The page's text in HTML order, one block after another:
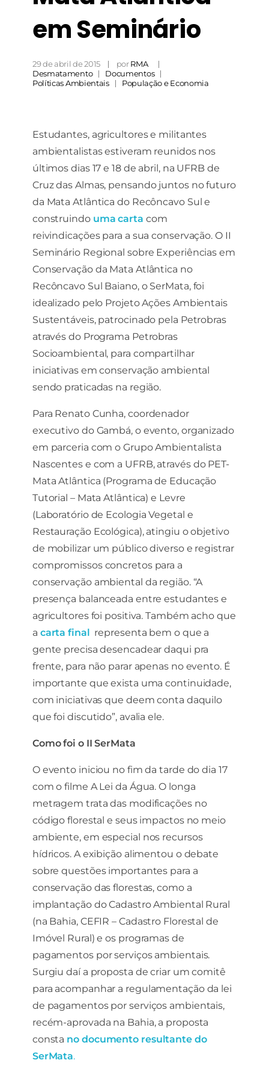
em Seminário
29 de abril de 2015 por RMA
Desmatamento
Documentos
Políticas Ambientais
População e Economia
Estudantes, agricultores e militantes
ambientalistas estiveram reunidos nos
últimos dias 17 e 18 de abril, na UFRB de
Cruz das Almas, pensando juntos no futuro
da Mata Atlântica do Recôncavo Sul e
construindo uma carta com
reivindicações para a sua conservação. O II
Seminário Regional sobre Experiências em
Conservação da Mata Atlântica no
Recôncavo Sul Baiano, o SerMata, foi
idealizado pelo Projeto Ações Ambientais
Sustentáveis, patrocinado pela Petrobras
através do Programa Petrobras
Socioambiental, para compartilhar
iniciativas em conservação ambiental
sendo praticadas na região.
Para Renato Cunha, coordenador
executivo do Gambá, o evento, organizado
em parceria com o Grupo Ambientalista
Nascentes e com a UFRB, através do PET-
Mata Atlântica (Programa de Educação
Tutorial – Mata Atlântica) e Levre
(Laboratório de Ecologia Vegetal e
Restauração Ecológica), atingiu o objetivo
de mobilizar um público diverso e registrar
compromissos concretos para a
conservação ambiental da região. “A
presença balanceada entre estudantes e
agricultores foi positiva. Também acho que
a carta final representa bem o que a
gente precisa desencadear daqui pra
frente, para não parar apenas no evento. É
importante que exista uma continuidade,
com iniciativas que deem conta daquilo
que foi discutido”, avalia ele.
Como foi o II SerMata
O evento iniciou no fim da tarde do dia 17
com o filme A Lei da Água. O longa
metragem trata das modificações no
código florestal e seus impactos no meio
ambiente, em especial nos recursos
hídricos. A exibição alimentou o debate
sobre questões importantes para a
conservação das florestas, como a
implantação do Cadastro Ambiental Rural
(na Bahia, CEFIR – Cadastro Florestal de
Imóvel Rural) e os programas de
pagamentos por serviços ambientais.
Surgiu daí a proposta de criar um comitê
para acompanhar a regulamentação da lei
de pagamentos por serviços ambientais,
recém-aprovada na Bahia, a proposta
consta no documento resultante do
SerMata.
e a estrutura
base em
como o site é
melhor possível
durante a sua
recusar esses
cookies,
funcionalidades
desaparecerão
Marketing
Ao compartilhar
seus interesses e
comportamento
ao visitar nosso
site, você
aumenta a
chance de ver
conteúdo e
ofertas
personalizadas.